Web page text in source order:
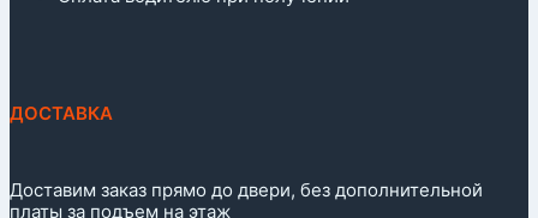
ДОСТАВКА
Доставим заказ прямо до двери, без дополнительной
платы за подъем на этаж